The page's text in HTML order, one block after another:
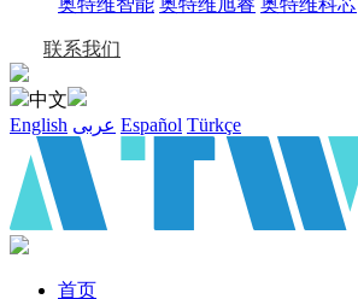
奥特维智能 奥特维旭睿 奥特维科芯
联系我们
中文
English عربى Español Türkçe
首页